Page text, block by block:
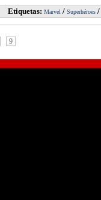
Etiquetas: Marvel/ Superhéroes/
9